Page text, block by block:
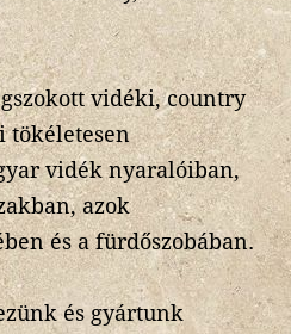
vidéki, country
tökéletesen
vidék nyaralóiban,
azok
és a fürdőszobában.
és gyártunk